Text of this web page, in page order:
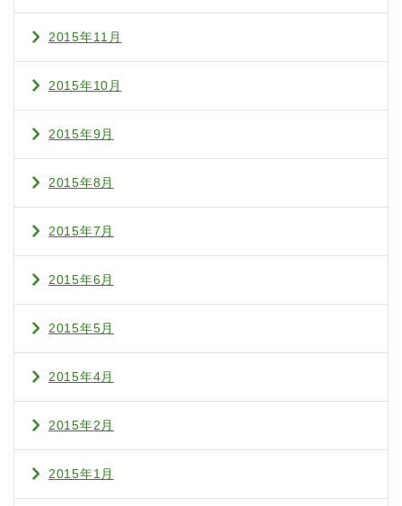
2015年11月
2015年10月
2015年9月
2015年8月
2015年7月
2015年6月
2015年5月
2015年4月
2015年2月
2015年1月